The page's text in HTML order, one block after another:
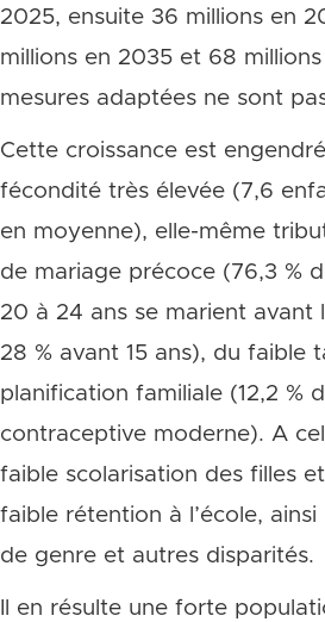
2025, ensuite 36 millions en
millions en 2035 et 68
mesures adaptées ne sont
Cette croissance est
fécondité très élevée (7,6
en moyenne), elle-même
de mariage précoce (76,3 %
20 à 24 ans se marient avant
28 % avant 15 ans), du faible
planification familiale (12,2 %
contraceptive moderne). A
faible scolarisation des filles
faible rétention à l’école,
de genre et autres disparités.
Il en résulte une forte